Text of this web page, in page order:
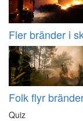
Fler bränder i
Folk flyr
Quiz